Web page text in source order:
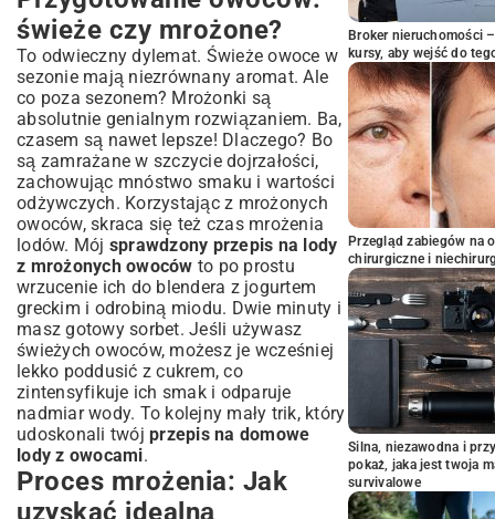
świeże czy mrożone?
To odwieczny dylemat. Świeże owoce w
sezonie mają niezrównany aromat. Ale
co poza sezonem? Mrożonki są
absolutnie genialnym rozwiązaniem. Ba,
czasem są nawet lepsze! Dlaczego? Bo
są zamrażane w szczycie dojrzałości,
zachowując mnóstwo smaku i wartości
odżywczych. Korzystając z mrożonych
owoców, skraca się też czas mrożenia
lodów. Mój sprawdzony przepis na lody
z mrożonych owoców to po prostu
wrzucenie ich do blendera z jogurtem
greckim i odrobiną miodu. Dwie minuty i
masz gotowy sorbet. Jeśli używasz
świeżych owoców, możesz je wcześniej
lekko poddusić z cukrem, co
zintensyfikuje ich smak i odparuje
nadmiar wody. To kolejny mały trik, który
udoskonali twój przepis na domowe
lody z owocami.
Proces mrożenia: Jak
uzyskać idealną
Broker nieruchomości
kursy, aby wejść do
Przegląd zabiegów na
chirurgiczne i
Silna, niezawodna i
pokaż, jaka jest twoja
survivalowe